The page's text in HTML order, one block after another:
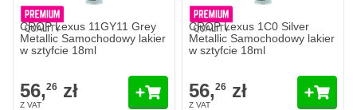
CROP Lexus 11GY11 Grey
Metallic Samochodowy lakier
w sztyfcie 18ml
56,26 zł
CROP Lexus 1C0 Silver
Metallic Samochodowy lakier
w sztyfcie 18ml
56,26 zł